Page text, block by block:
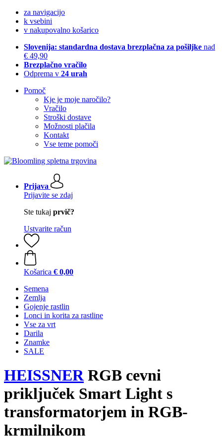
za navigacijo
k vsebini
v nakupovalno košarico
Slovenija: standardna dostava brezplačna za pošiljke nad
€ 49,90
Brezplačno vračilo
Odprema v 24 urah
Pomoč
Kje je moje naročilo?
Vračilo
Stroški dostave
Možnosti plačila
Kontakt
Vse teme pomoči
Prijava
Prijavite se zdaj
Ste tukaj prvič?
Ustvarite račun
Košarica € 0,00
Semena
Zemlja
Gojenje rastlin
Lonci in korita za rastline
Vse za vrt
Darila
Znamke
SALE
HEISSNERRGB cevni
priključek Smart Light s
transformatorjem in RGB-
krmilnikom